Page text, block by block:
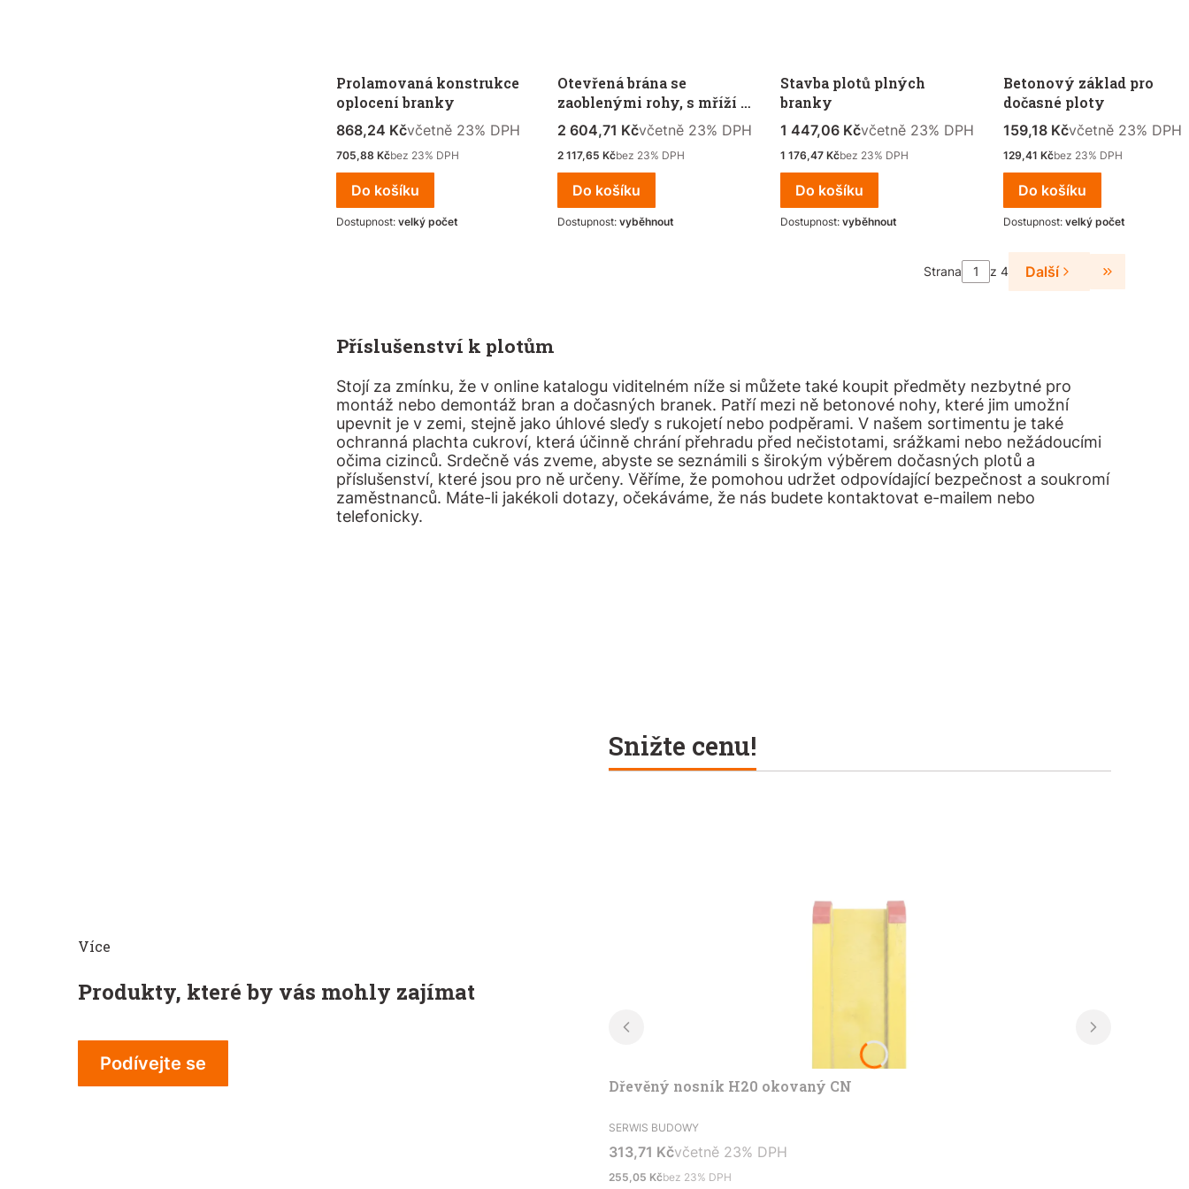
Prolamovaná konstrukce
oplocení branky
Cena s DPH
868,24 Kčvčetně %s DPH
včetně 23% DPH
Čistá cena
705,88 Kčbez 23% DPH
Do košíku
Dostupnost: velký počet
Otevřená brána se
zaoblenými rohy, s mříží a
kolečkem
Cena s DPH
2 604,71 Kčvčetně %s DPH
včetně 23% DPH
Čistá cena
2 117,65 Kčbez 23% DPH
Do košíku
Dostupnost: vyběhnout
Stavba plotů plných
branky
Cena s DPH
1 447,06 Kčvčetně %s DPH
včetně 23% DPH
Čistá cena
1 176,47 Kčbez 23% DPH
Do košíku
Dostupnost: vyběhnout
Betonový základ pro
dočasné ploty
Cena s DPH
159,18 Kčvčetně %s DPH
včetně 23% DPH
Čistá cena
129,41 Kčbez 23% DPH
Do košíku
Dostupnost: velký počet
Strana z 4 Další
Přejít na
Příslušenství k plotům
Stojí za zmínku, že v online katalogu viditelném níže si můžete také koupit předměty nezbytné pro
montáž nebo demontáž bran a dočasných branek. Patří mezi ně betonové nohy, které jim umožní
upevnit je v zemi, stejně jako úhlové sleďy s rukojetí nebo podpěrami. V našem sortimentu je také
ochranná plachta cukroví, která účinně chrání přehradu před nečistotami, srážkami nebo nežádoucími
očima cizinců. Srdečně vás zveme, abyste se seznámili s širokým výběrem dočasných plotů a
příslušenství, které jsou pro ně určeny. Věříme, že pomohou udržet odpovídající bezpečnost a soukromí
zaměstnanců. Máte-li jakékoli dotazy, očekáváme, že nás budete kontaktovat e-mailem nebo
telefonicky.
Více
Produkty, které by vás mohly zajímat
Podívejte se
Snižte cenu!
Dřevěný nosník H20 okovaný CN
VÝROBCE
SERWIS BUDOWY
Cena s DPH
313,71 Kčvčetně %s DPH
včetně 23% DPH
Čistá cena
255,05 Kčbez 23% DPH